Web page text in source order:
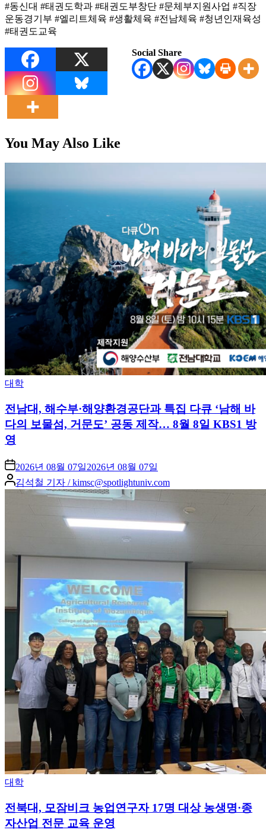
#동신대 #태권도학과 #태권도부창단 #문체부지원사업 #직장
운동경기부 #엘리트체육 #생활체육 #전남체육 #청년인재육성
#태권도교육
Social Share
You May Also Like
Posted
대학
전남대, 해수부·해양환경공단과 특집 다큐 ‘남해 바
다의 보물섬, 거문도’ 공동 제작… 8월 8일 KBS1 방
영
2026년 08월 07일2026년 08월 07일
Posted
by
김석철 기자 / kimsc@spotlightuniv.com
Posted
대학
전북대, 모잠비크 농업연구자 17명 대상 농생명·종
자산업 전문 교육 운영